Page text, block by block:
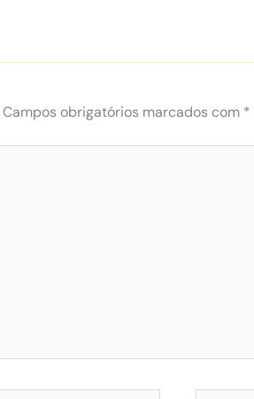
Campos obrigatórios marcados com *